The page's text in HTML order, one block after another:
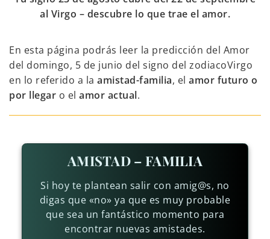
al Virgo – descubre lo que trae el amor.
En esta página podrás leer la predicción del Amor
del domingo, 5 de junio del signo del zodiacoVirgo
en lo referido a la amistad-familia, el amor futuro o
por llegar o el amor actual.
AMISTAD – FAMILIA
Si hoy te plantean salir con amig@s, no
digas que «no» ya que es muy probable
que sea un fantástico momento para
encontrar nuevas amistades.